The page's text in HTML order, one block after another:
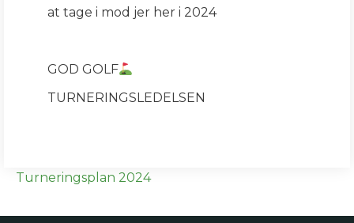
at tage i mod jer her i 2024
GOD GOLF
TURNERINGSLEDELSEN
Turneringsplan 2024